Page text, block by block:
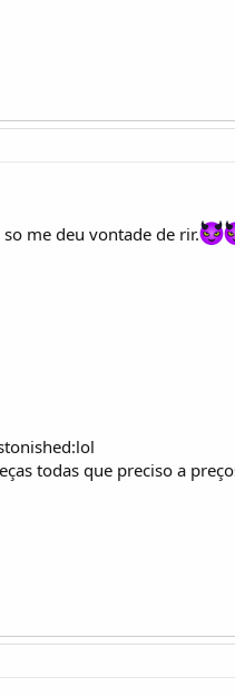
me deu vontade de rir.
todas que preciso a